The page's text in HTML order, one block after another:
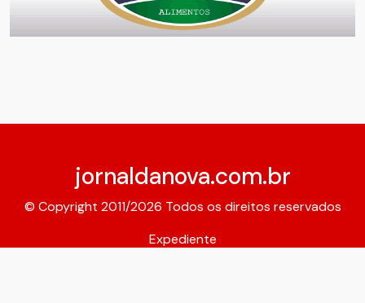
jornaldanova.com.br
© Copyright 2011/2026 Todos os direitos reservados
Expediente